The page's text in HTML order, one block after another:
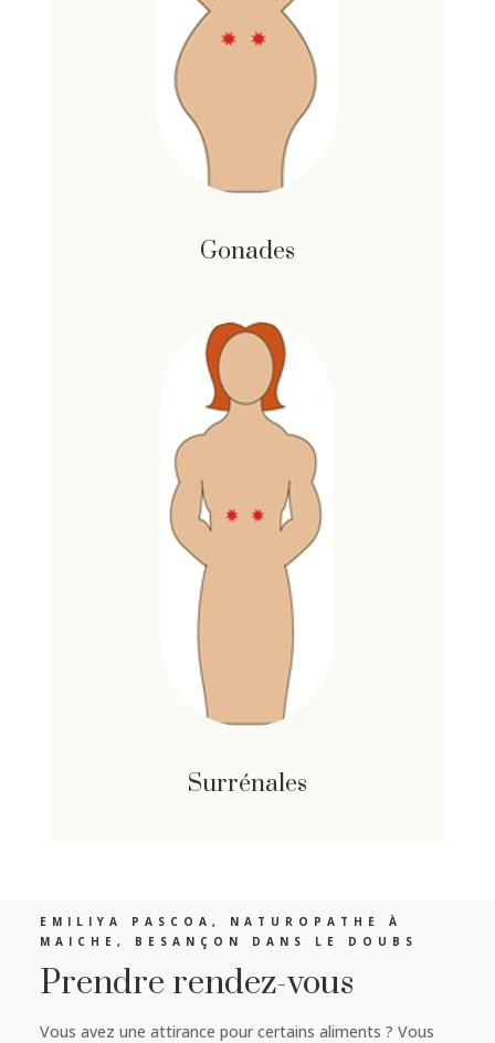
Gonades
Surrénales
EMILIYA PASCOA, NATUROPATHE À
MAICHE, BESANÇON DANS LE DOUBS
Prendre rendez-vous
Vous avez une attirance pour certains aliments ? Vous